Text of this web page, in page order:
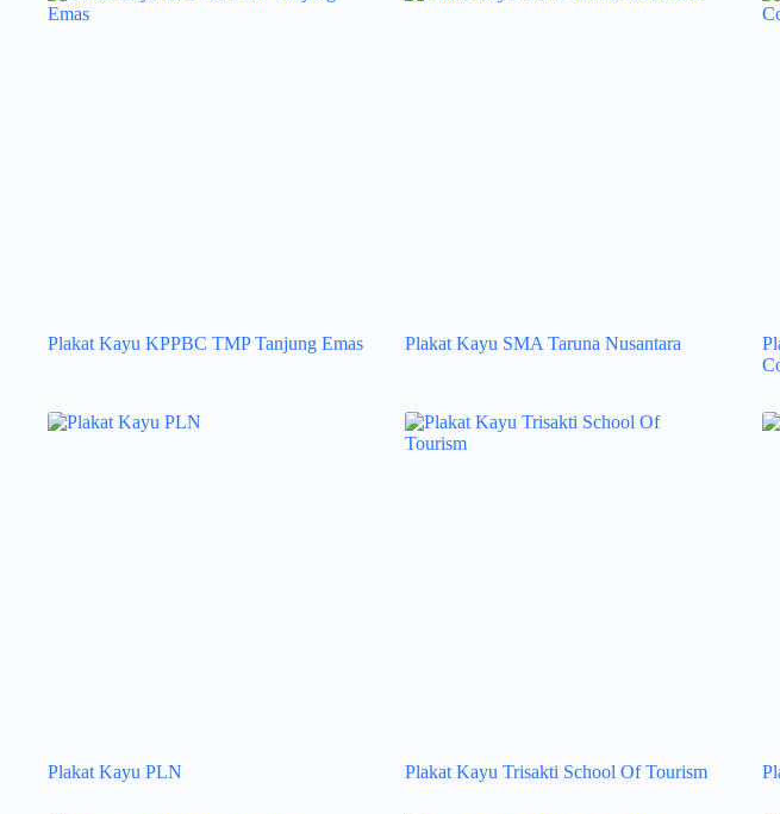
Plakat Kayu KPPBC TMP Tanjung Emas Plakat Kayu SMA Taruna Nusantara
Plakat Kayu PLN Plakat Kayu Trisakti School Of Tourism